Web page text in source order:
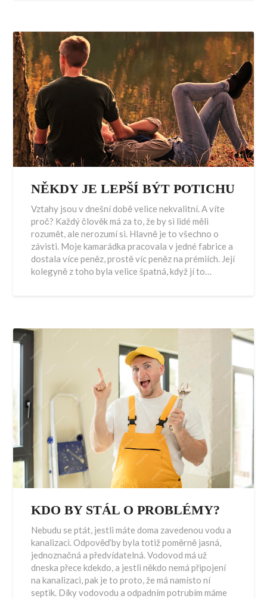
NĚKDY JE LEPŠÍ BÝT POTICHU
Vztahy jsou v dnešní době velice nekvalitní. A víte
proč? Každý člověk má za to, že by si lidé měli
rozumět, ale nerozumí si. Hlavně je to všechno o
závisti. Moje kamarádka pracovala v jedné fabrice a
dostala více peněz, prostě víc peněz na prémiích. Její
kolegyně z toho byla velice špatná, když jí to…
KDO BY STÁL O PROBLÉMY?
Nebudu se ptát, jestli máte doma zavedenou vodu a
kanalizaci. Odpověď by byla totiž poměrně jasná,
jednoznačná a předvídatelná. Vodovod má už
dneska přece kdekdo, a jestli někdo nemá připojení
na kanalizaci, pak je to proto, že má namísto ní
septik. Díky vodovodu a odpadním potrubím máme